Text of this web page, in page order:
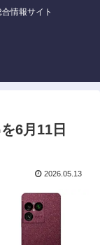
情報サイト
6月11日
2026.05.13